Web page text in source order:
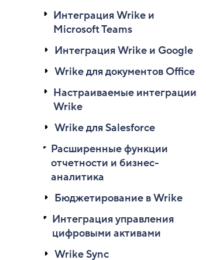
Интеграция Wrike и
Microsoft Teams
Интеграция Wrike и Google
Wrike для документов Office
Настраиваемые интеграции
Wrike
Wrike для Salesforce
Расширенные функции
отчетности и бизнес-
аналитика
Бюджетирование в Wrike
Интеграция управления
цифровыми активами
Wrike Sync